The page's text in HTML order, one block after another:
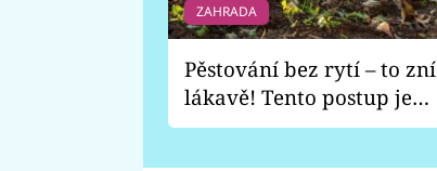
ZAHRADA
Pěstování bez rytí – to zní
lákavě! Tento postup je
vhodný jen pro některé